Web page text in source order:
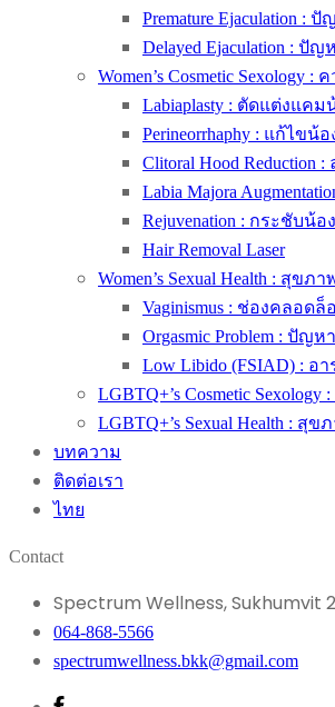
Premature Ejaculation :
Delayed Ejaculation : ปั
Women’s Cosmetic
Labiaplasty : ตัดแต่งแคม
Perineorrhaphy : แก้ไขน้
Clitoral Hood
Labia Majora
Rejuvenation : กระชับน้อ
Hair Removal Laser
Women’s Sexual Health : สุขภ
Vaginismus : ช่องคลอดล็
Orgasmic Problem : ปัญ
Low Libido (FSIAD) : อ
LGBTQ+’s Cosmetic
LGBTQ+’s Sexual Health : สุ
บทความ
ติดต่อเรา
ไทย
Contact
Spectrum Wellness, Sukhumvit
064-868-5566
spectrumwellness.bkk@gmail.com